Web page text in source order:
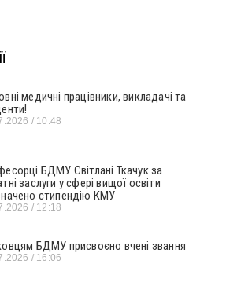
медичні працівники, викладачі та
10:48
БДМУ Світлані Ткачук за
заслуги у сфері вищої освіти
стипендію КМУ
12:18
БДМУ присвоєно вчені звання
16:06